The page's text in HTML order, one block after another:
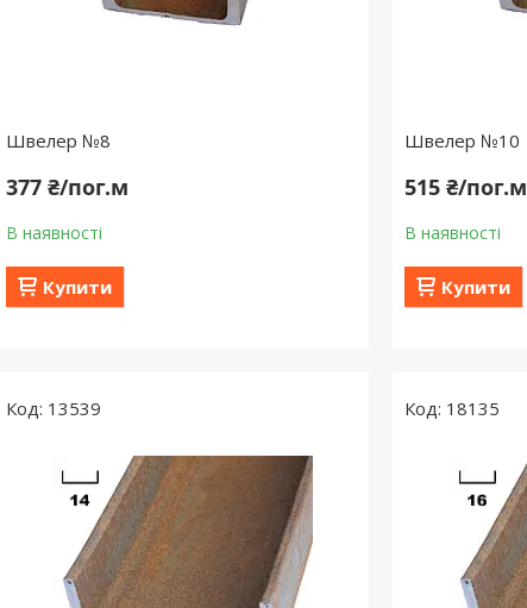
Швелер №8
377 ₴/пог.м
В наявності
Купити
Швелер №10
515 ₴/пог.м
В наявності
Купити
13539 18135